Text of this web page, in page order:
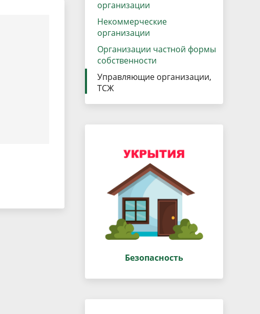
Городская среда
Региональный контроль
Поддержка малого и среднего
предпринимательства
организации
Некоммерческие
организации
Организации частной формы
собственности
Управляющие организации,
ТСЖ
Безопасность